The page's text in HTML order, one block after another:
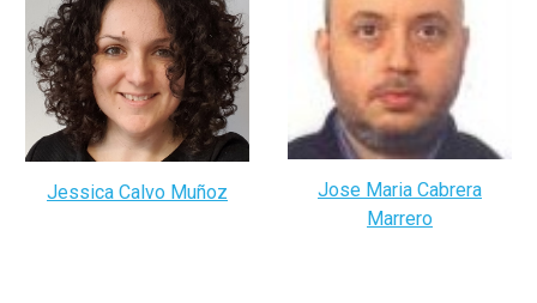
Jessica Calvo Muñoz
Jose Maria Cabrera
Marrero